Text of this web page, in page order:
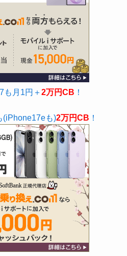
も月1円＋2万円CB ！
も)2万円CB ！